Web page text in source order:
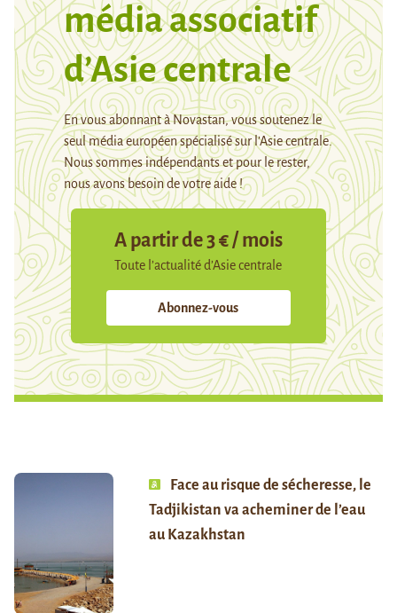
média associatif
d’Asie centrale
En vous abonnant à Novastan, vous soutenez le
seul média européen spécialisé sur l’Asie centrale.
Nous sommes indépendants et pour le rester,
nous avons besoin de votre aide !
A partir de 3 € / mois
Toute l’actualité d’Asie centrale
Abonnez-vous
Face au risque de sécheresse, le
Tadjikistan va acheminer de l’eau
au Kazakhstan